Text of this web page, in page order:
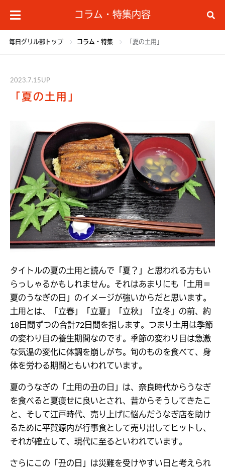
コラム・特集内容
毎日グリル部トップ コラム・特集 「夏の土用」
2023.7.15UP
「夏の土用」
タイトルの夏の土用と読んで「夏？」と思われる方もい
らっしゃるかもしれません。それはあまりにも「土用＝
夏のうなぎの日」のイメージが強いからだと思います。
土用とは、「立春」「立夏」「立秋」「立冬」の前、約
18日間ずつの合計72日間を指します。つまり土用は季節
の変わり目の養生期間なのです。季節の変わり目は急激
な気温の変化に体調を崩しがち。旬のものを食べて、身
体を労わる期間ともいわれています。
夏のうなぎの「土用の丑の日」は、奈良時代からうなぎ
を食べると夏痩せに良いとされ、昔からそうしてきたこ
と、そして江戸時代、売り上げに悩んだうなぎ店を助け
るために平賀源内が行事食として売り出してヒットし、
それが確立して、現代に至るといわれています。
さらにこの「丑の日」は災難を受けやすい日と考えられ